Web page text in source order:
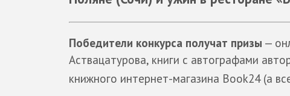
Победители конкурса получат призы —
Аствацатурова, книги с автографами
книжного интернет-магазина Book24 (а